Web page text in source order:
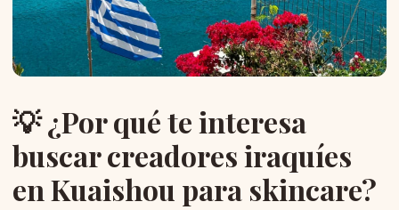
💡 ¿Por qué te interesa
buscar creadores iraquíes
en Kuaishou para skincare?